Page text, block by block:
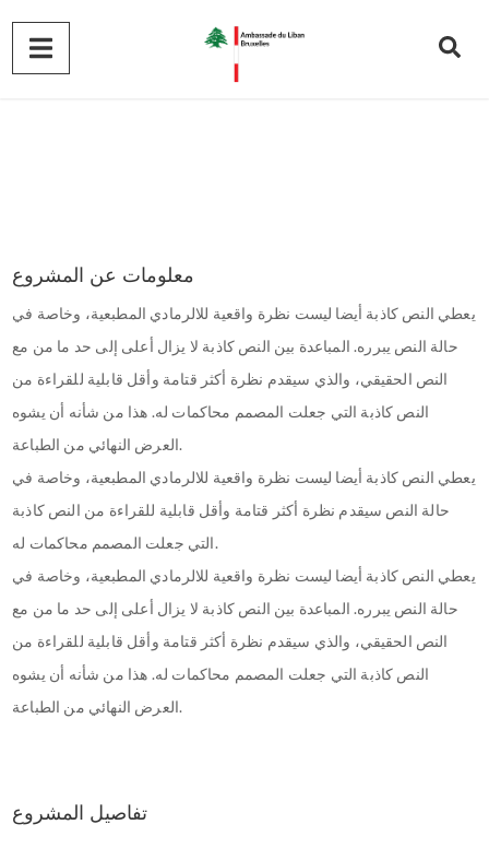
معلومات عن المشروع
يعطي النص كاذبة أيضا ليست نظرة واقعية للالرمادي المطبعية، وخاصة في
حالة النص يبرره. المباعدة بين النص كاذبة لا يزال أعلى إلى حد ما من مع
النص الحقيقي، والذي سيقدم نظرة أكثر قتامة وأقل قابلية للقراءة من
النص كاذبة التي جعلت المصمم محاكمات له. هذا من شأنه أن يشوه
العرض النهائي من الطباعة.
يعطي النص كاذبة أيضا ليست نظرة واقعية للالرمادي المطبعية، وخاصة في
حالة النص سيقدم نظرة أكثر قتامة وأقل قابلية للقراءة من النص كاذبة
التي جعلت المصمم محاكمات له.
يعطي النص كاذبة أيضا ليست نظرة واقعية للالرمادي المطبعية، وخاصة في
حالة النص يبرره. المباعدة بين النص كاذبة لا يزال أعلى إلى حد ما من مع
النص الحقيقي، والذي سيقدم نظرة أكثر قتامة وأقل قابلية للقراءة من
النص كاذبة التي جعلت المصمم محاكمات له. هذا من شأنه أن يشوه
العرض النهائي من الطباعة.
تفاصيل المشروع